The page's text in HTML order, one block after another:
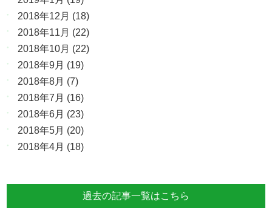
2018年12月 (18)
2018年11月 (22)
2018年10月 (22)
2018年9月 (19)
2018年8月 (7)
2018年7月 (16)
2018年6月 (23)
2018年5月 (20)
2018年4月 (18)
過去の記事一覧はこちら